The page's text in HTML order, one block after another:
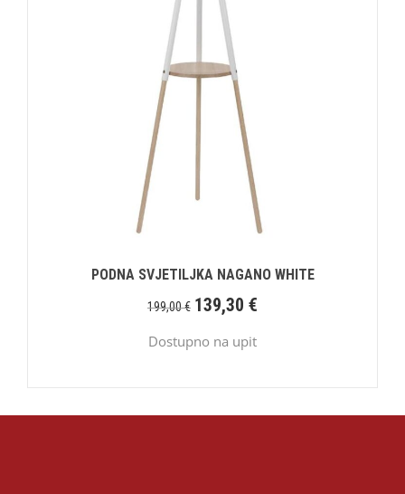
PODNA SVJETILJKA NAGANO WHITE
199,00€ 139,30 €
Dostupno na upit